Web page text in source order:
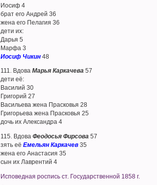
Иосиф 4
брат его Андрей 36
жена его Пелагия 36
дети их:
Дарья 5
Марфа 3
Иосиф Чикин 48
111. ВдоваМарья Каркачева 57
дети её:
Василий 30
Григорий 27
Васильева жена Прасковья 28
Григорьева жена Прасковья 25
дочь их Александра 4
115. ВдоваФеодосья Фирсова 57
зять еёЕмельян Каркачев 35
жена его Анастасия 35
сын их Лаврентий 4
Исповедная роспись ст. Государственной 1858 г.